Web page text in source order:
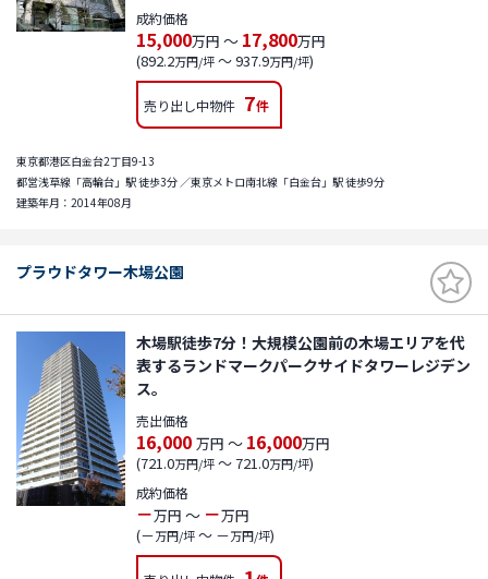
成約価格
15,000万円 ～ 17,800万円
(892.2万円/坪～ 937.9万円/坪)
売り出し中物件 7件
東京都港区白金台2丁目9-13
都営浅草線「高輪台」駅 徒歩3分 ／東京メトロ南北線「白金台」駅 徒歩9分
建築年月：2014年08月
プラウドタワー木場公園
木場駅徒歩7分！大規模公園前の木場エリアを代
表するランドマークパークサイドタワーレジデン
ス。
売出価格
16,000 万円 ～ 16,000万円
(721.0万円/坪～ 721.0万円/坪)
成約価格
－万円 ～ －万円
(－万円/坪～ －万円/坪)